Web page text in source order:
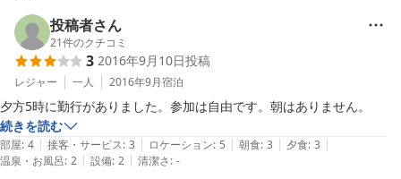
投稿者さん
21件のクチコミ
3 2016年9月10日投稿
レジャー 一人 2016年9月宿泊
夕方5時に勤行がありました。参加は自由です。朝はありません。
続きを読む
部屋: 4 | 接客・サービス: 3 | ロケーション: 5 | 朝食: 3 | 夕食: 3 |
温泉・お風呂: 2 | 設備: 2 | 清潔さ: -